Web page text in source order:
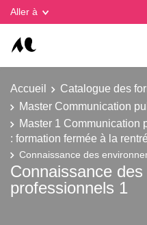
Aller à
Accueil Catalogue des
Master Communication
Master 1 Communication
: formation fermée à la
Connaissance des
Connaissance
professionnels 1
Gestion des cookies